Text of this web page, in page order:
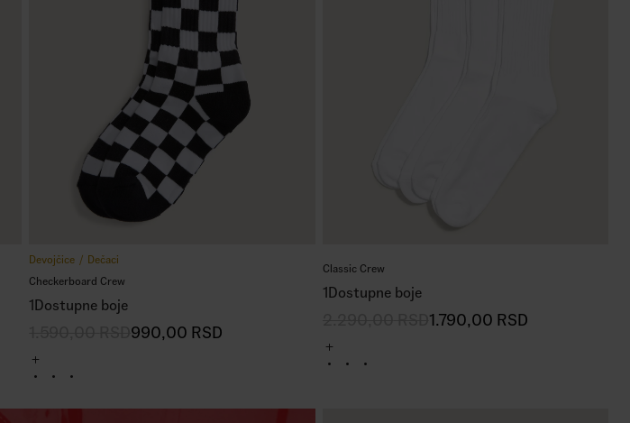
Devojčice
Dečaci
Checkerboard Crew
1Dostupne boje
990,00 RSD
Classic Crew
1Dostupne boje
1.790,00 RSD